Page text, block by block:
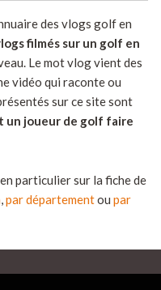
des vlogs golf en
filmés sur un golf en
Le mot vlog vient des
vidéo qui raconte ou
sur ce site sont
un joueur de golf faire
particulier sur la fiche de
,par départementou par